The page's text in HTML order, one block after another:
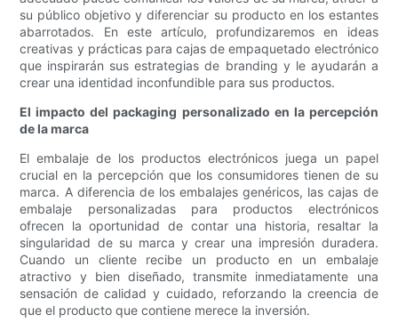
su público objetivo y diferenciar su producto en los estantes
abarrotados. En este artículo, profundizaremos en ideas
creativas y prácticas para cajas de empaquetado electrónico
que inspirarán sus estrategias de branding y le ayudarán a
crear una identidad inconfundible para sus productos.
El impacto del packaging personalizado en la percepción
de la marca
El embalaje de los productos electrónicos juega un papel
crucial en la percepción que los consumidores tienen de su
marca. A diferencia de los embalajes genéricos, las cajas de
embalaje personalizadas para productos electrónicos
ofrecen la oportunidad de contar una historia, resaltar la
singularidad de su marca y crear una impresión duradera.
Cuando un cliente recibe un producto en un embalaje
atractivo y bien diseñado, transmite inmediatamente una
sensación de calidad y cuidado, reforzando la creencia de
que el producto que contiene merece la inversión.